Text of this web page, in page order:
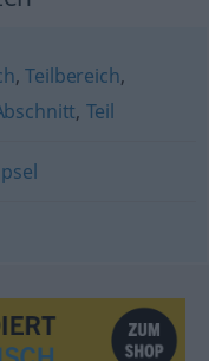
,Teilbereich,
, Teil